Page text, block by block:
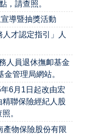
，請查照。
導暨抽獎活動
才認定指引」人
人員退休撫卹基金
管理局網站。
6月1日起改由宏
聯保險經紀人股
。
產物保險股份有限